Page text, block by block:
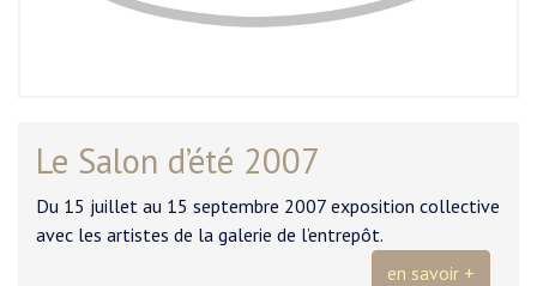
Le Salon d’été 2007
Du 15 juillet au 15 septembre 2007 exposition collective
avec les artistes de la galerie de l’entrepôt.
en savoir +